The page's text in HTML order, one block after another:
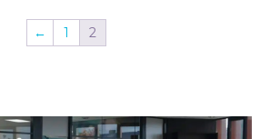
← 1 2